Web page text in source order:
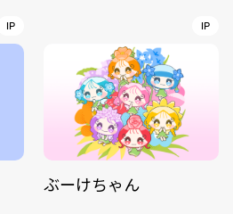
IP IP
ぶーけちゃん